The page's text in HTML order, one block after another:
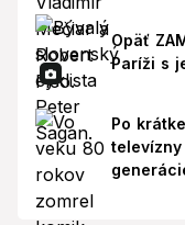
Opäť
Paríži s
Po